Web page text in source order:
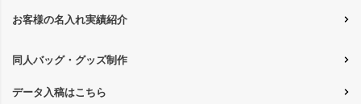
お客様の名入れ実績紹介
同人バッグ・グッズ制作
データ入稿はこちら